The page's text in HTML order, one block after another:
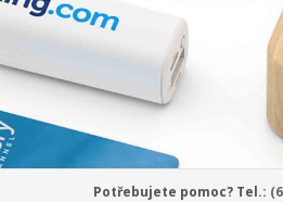
Potřebujete pomoc? Tel.: